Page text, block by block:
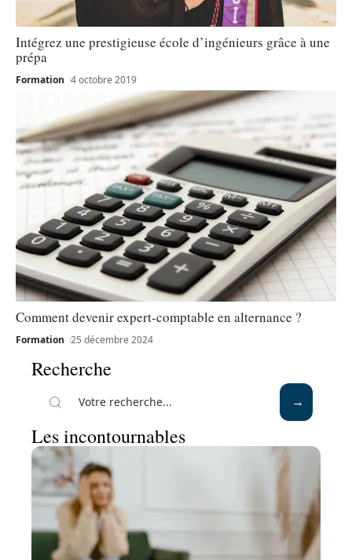
Intégrez une prestigieuse école d’ingénieurs grâce à une
prépa
Formation 4 octobre 2019
Comment devenir expert-comptable en alternance ?
Formation 25 décembre 2024
Recherche
Les incontournables